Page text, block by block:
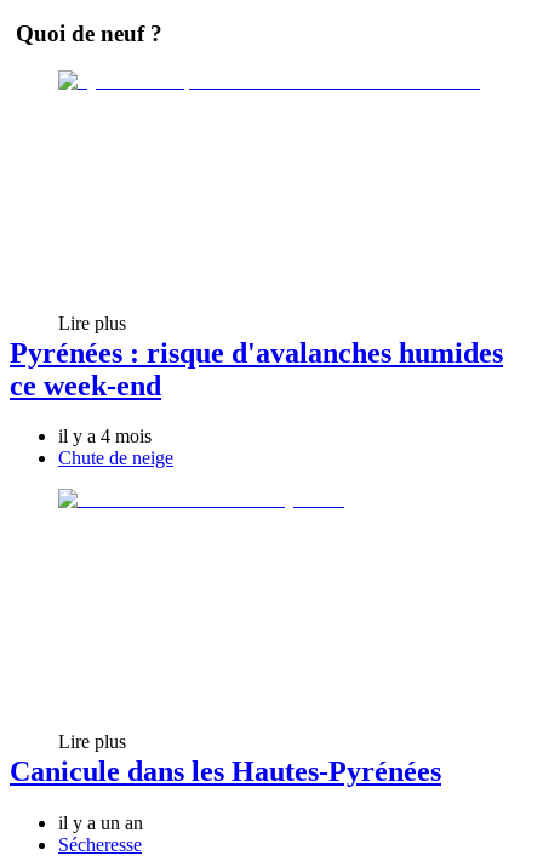
Quoi de neuf ?
Lire plus
Pyrénées : risque d'avalanches humides
ce week-end
il y a 4 mois
Chute de neige
Lire plus
Canicule dans les Hautes-Pyrénées
il y a un an
Sécheresse